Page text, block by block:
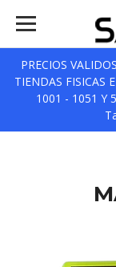
PRECIOS
TIENDAS FISICAS
1001 - 1051 Y